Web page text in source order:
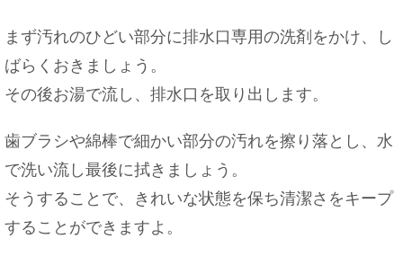
まず汚れのひどい部分に排水口専用の洗剤をかけ、し
ばらくおきましょう。
その後お湯で流し、排水口を取り出します。
歯ブラシや綿棒で細かい部分の汚れを擦り落とし、水
で洗い流し最後に拭きましょう。
そうすることで、きれいな状態を保ち清潔さをキープ
することができますよ。